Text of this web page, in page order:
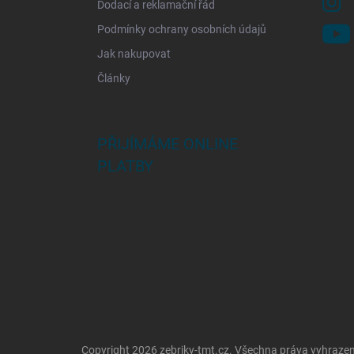
Dodací a reklamační řád
Podmínky ochrany osobních údajů
Jak nakupovat
Články
PŘIJÍMÁME ONLINE
PLATBY
Copyright 2026 zebriky-tmt.cz. Všechna práva